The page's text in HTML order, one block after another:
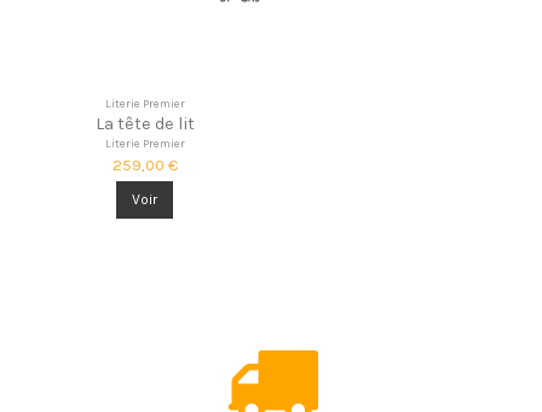
Literie Premier
La tête de lit
Literie Premier
259,00 €
Voir